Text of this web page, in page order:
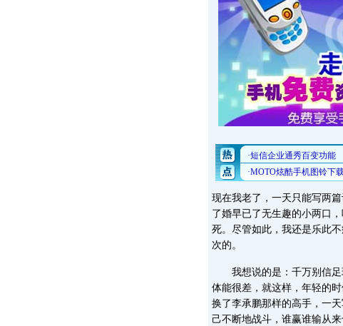
现在我老了，一天只能写两
了婚早已了无生趣的小两口
死。尽管如此，我还是乐此
次的。
我想说的是：千万别信足
体能很差，就这样，年轻的
换了李承鹏那样的高手，一
己不断地战斗，谁赢谁输从